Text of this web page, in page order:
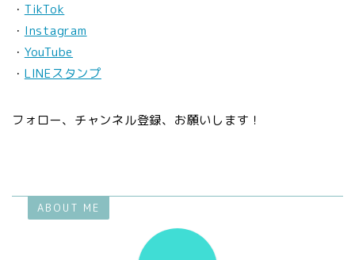
・ TikTok
・ Instagram
・ YouTube
・ LINEスタンプ
フォロー、チャンネル登録、お願いします！
ABOUT ME